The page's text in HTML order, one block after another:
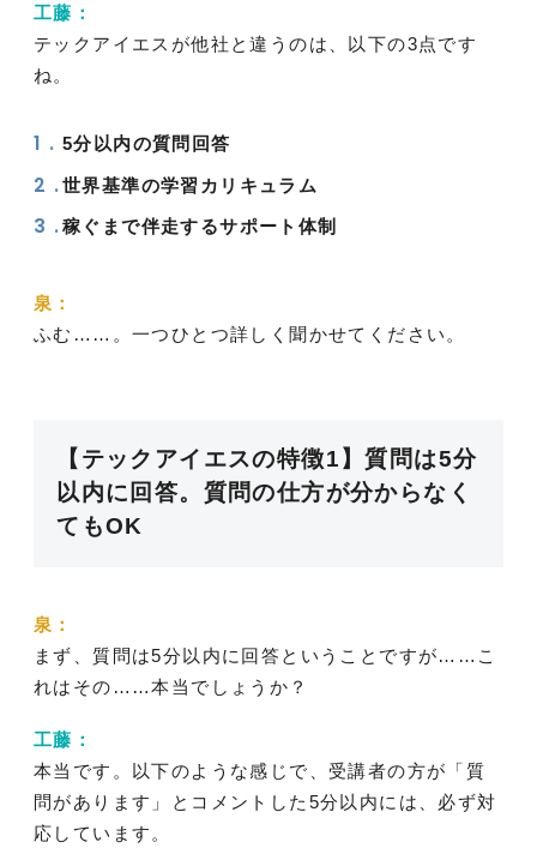
工藤：
テックアイエスが他社と違うのは、以下の3点です
ね。
5分以内の質問回答
世界基準の学習カリキュラム
稼ぐまで伴走するサポート体制
泉：
ふむ……。一つひとつ詳しく聞かせてください。
【テックアイエスの特徴1】質問は5分
以内に回答。質問の仕方が分からなく
てもOK
泉：
まず、質問は5分以内に回答ということですが……こ
れはその……本当でしょうか？
工藤：
本当です。以下のような感じで、受講者の方が「質
問があります」とコメントした5分以内には、必ず対
応しています。